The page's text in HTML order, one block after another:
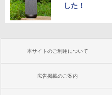
した！
本サイトのご利用について
広告掲載のご案内